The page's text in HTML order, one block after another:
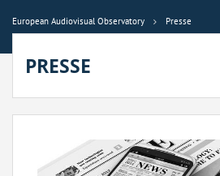
European Audiovisual Observatory Presse
PRESSE